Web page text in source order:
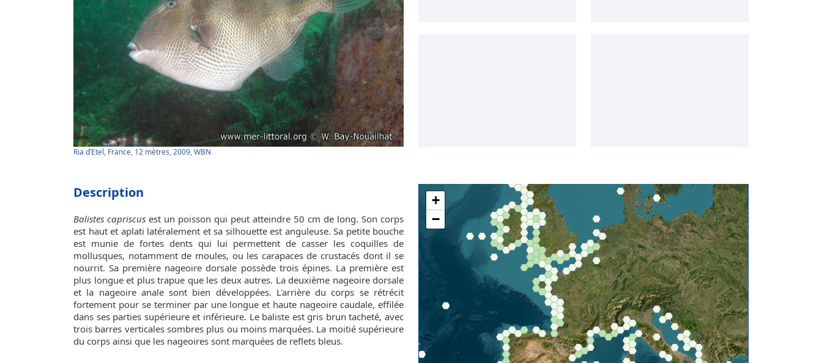
Ria d’Etel, France, 12 mètres, 2009, WBN
Description
Balistes capriscus est un poisson qui peut atteindre 50 cm de long. Son corps
est haut et aplati latéralement et sa silhouette est anguleuse. Sa petite bouche
est munie de fortes dents qui lui permettent de casser les coquilles de
mollusques, notamment de moules, ou les carapaces de crustacés dont il se
nourrit. Sa première nageoire dorsale possède trois épines. La première est
plus longue et plus trapue que les deux autres. La deuxième nageoire dorsale
et la nageoire anale sont bien développées. L'arrière du corps se rétrécit
fortement pour se terminer par une longue et haute nageoire caudale, effilée
dans ses parties supérieure et inférieure. Le baliste est gris brun tacheté, avec
trois barres verticales sombres plus ou moins marquées. La moitié supérieure
du corps ainsi que les nageoires sont marquées de reflets bleus.